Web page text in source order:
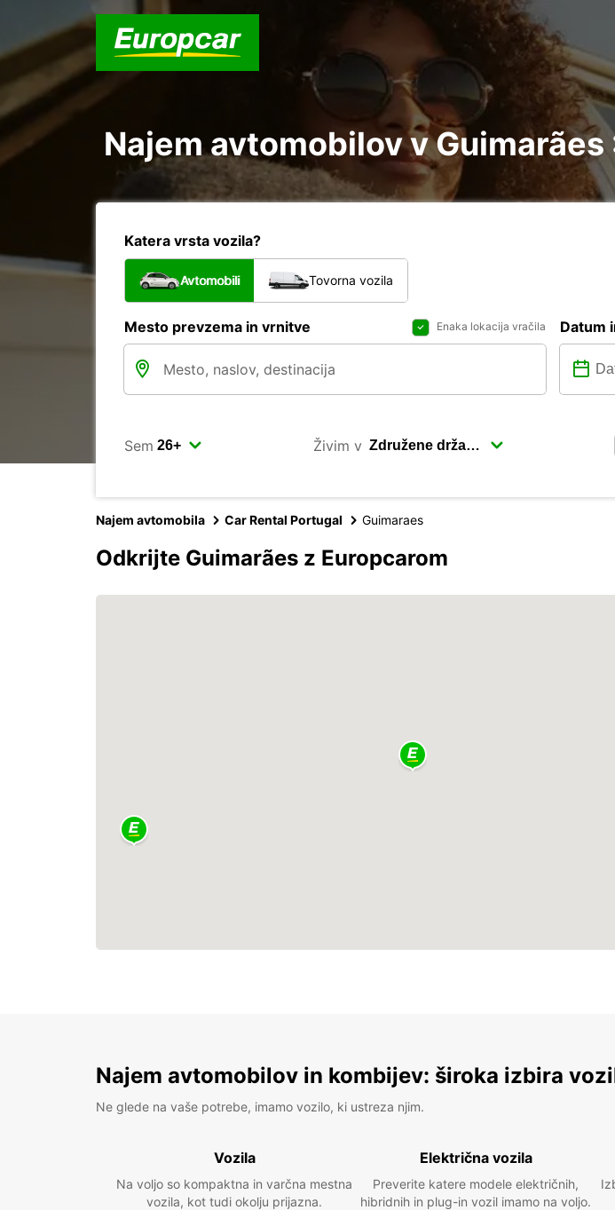
Najem avtomobilov v
Katera vrsta vozila?
Avtomobili Tovorna vozila
Mesto prevzema in vrnitve Enaka lokacija vračila Datum
Sem Živim v
Najem avtomobila Car Rental Portugal Guimaraes
Odkrijte Guimarães z Europcarom
Najem avtomobilov in kombijev: široka izbira
Ne glede na vaše potrebe, imamo vozilo, ki ustreza njim.
Vozila
Na voljo so kompaktna in varčna mestna
vozila, kot tudi okolju prijazna.
Električna vozila
Preverite katere modele električnih,
hibridnih in plug-in vozil imamo na voljo.